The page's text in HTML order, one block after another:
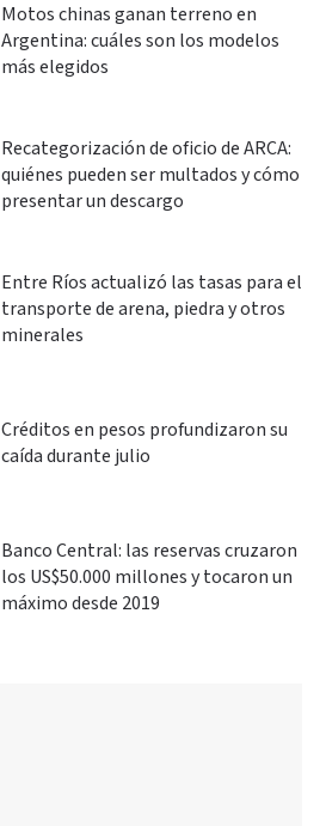
Motos chinas ganan terreno en
Argentina: cuáles son los modelos
más elegidos
Recategorización de oficio de ARCA:
quiénes pueden ser multados y cómo
presentar un descargo
Entre Ríos actualizó las tasas para el
transporte de arena, piedra y otros
minerales
Créditos en pesos profundizaron su
caída durante julio
Banco Central: las reservas cruzaron
los US$50.000 millones y tocaron un
máximo desde 2019